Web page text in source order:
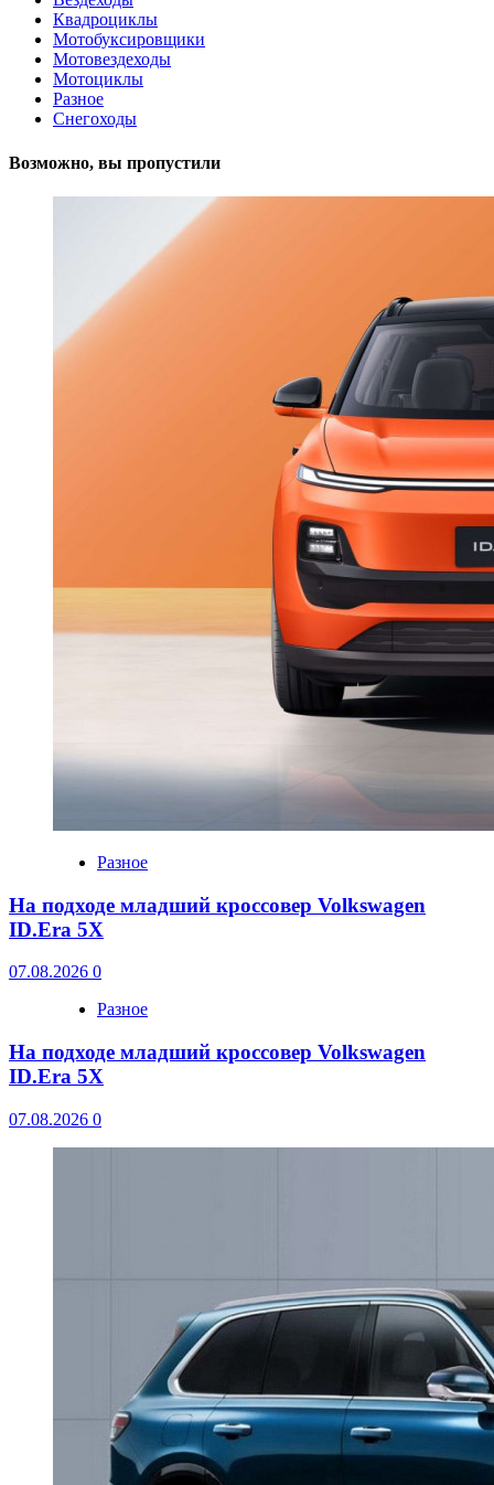
Квадроциклы
Мотобуксировщики
Мотовездеходы
Мотоциклы
Разное
Снегоходы
Возможно, вы пропустили
Разное
На подходе младший кроссовер Volkswagen
ID.Era 5X
07.08.2026 0
Разное
На подходе младший кроссовер Volkswagen
ID.Era 5X
07.08.2026 0